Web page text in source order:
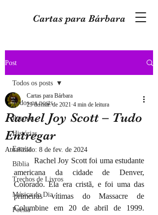
Cartas para Bárbara
Post
Todos os posts
Poemas
Histórias
Escrita
Bíblia
Trechos de Livros
Música do Dia
Poesia
Todos os posts
Rachel Joy Scott – Tudo
Entregar
Cartas para Bárbara
29 de mar. de 2021 4 min de leitura
Atualizado: 8 de fev. de 2024
	Rachel Joy Scott foi uma estudante
americana da cidade de Denver,
Colorado. Ela era cristã, e foi uma das
primeiras vítimas do Massacre de
Columbine em 20 de abril de 1999.